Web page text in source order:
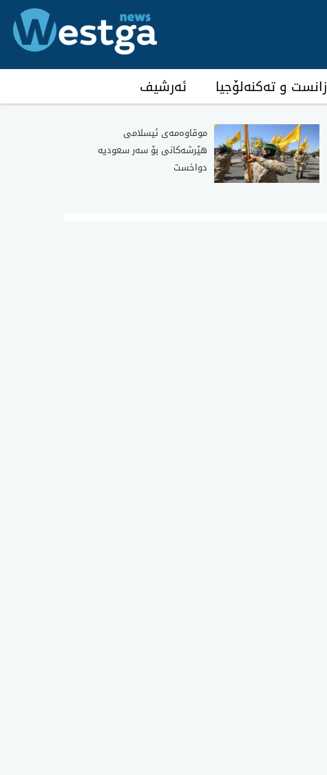
زانست و تەکنەلۆجیا ئەرشیف
موقاوەمەی ئیسلامی
هێرشەکانی بۆ سەر سعودیە
دواخست